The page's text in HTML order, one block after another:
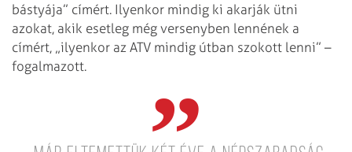
bástyája” címért. Ilyenkor mindig ki akarják ütni
azokat, akik esetleg még versenyben lennének a
címért, „ilyenkor az ATV mindig útban szokott lenni” –
fogalmazott.